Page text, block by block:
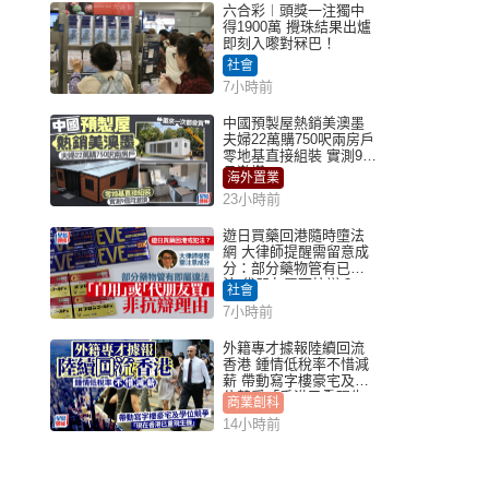
六合彩︱頭獎一注獨中
得1900萬 攪珠結果出爐
即刻入嚟對冧巴！
社會
7小時前
中國預製屋熱銷美澳墨
夫婦22萬購750呎兩房戶
零地基直接組裝 實測9個
月激讚
海外置業
23小時前
遊日買藥回港隨時墮法
網 大律師提醒需留意成
分：部分藥物管有已違
法 代朋友買可抗辯？
社會
7小時前
外籍專才據報陸續回流
香港 鍾情低稅率不惜減
薪 帶動寫字樓豪宅及學
位競爭「香港已重現生
機」
商業創科
14小時前